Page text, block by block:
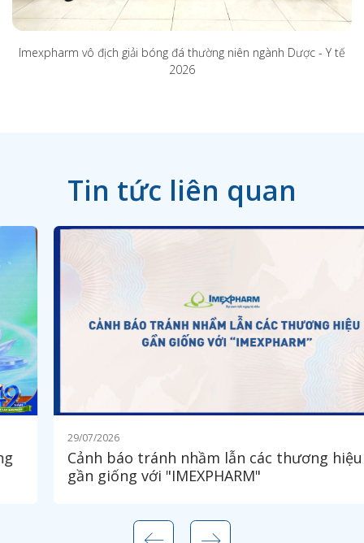
Imexpharm vô địch giải bóng đá thường niên ngành Dược - Y tế
2026
Tin tức liên quan
29/07/2026
Cảnh báo tránh nhầm lẫn các thương hiệu
gần giống với "IMEXPHARM"